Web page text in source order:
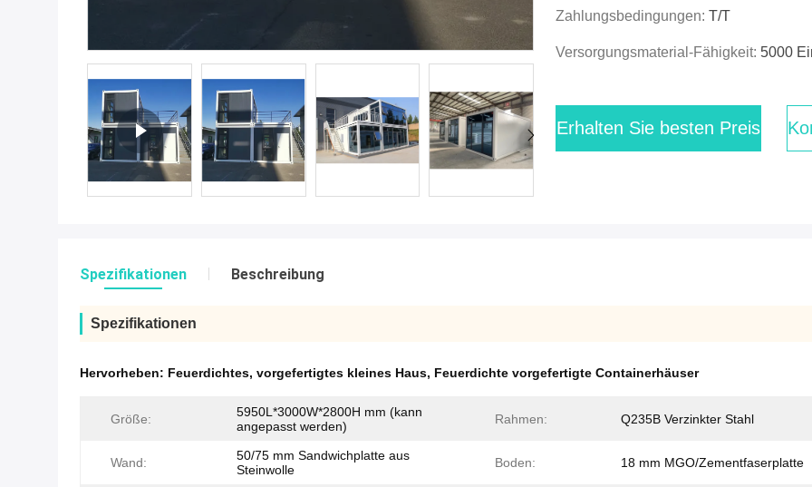
Zahlungsbedingungen: T/T
Versorgungsmaterial-Fähigkeit: 5000
Erhalten Sie besten Preis
Spezifikationen Beschreibung
Spezifikationen
Hervorheben: Feuerdichtes, vorgefertigtes kleines Haus, Feuerdichte vorgefertigte Containerhäuser
Größe:
5950L*3000W*2800H mm (kann
angepasst werden)
Rahmen: Q235B Verzinkter Stahl
Wand:
50/75 mm Sandwichplatte aus
Steinwolle
Boden: 18 mm MGO/Zementfaserplatte